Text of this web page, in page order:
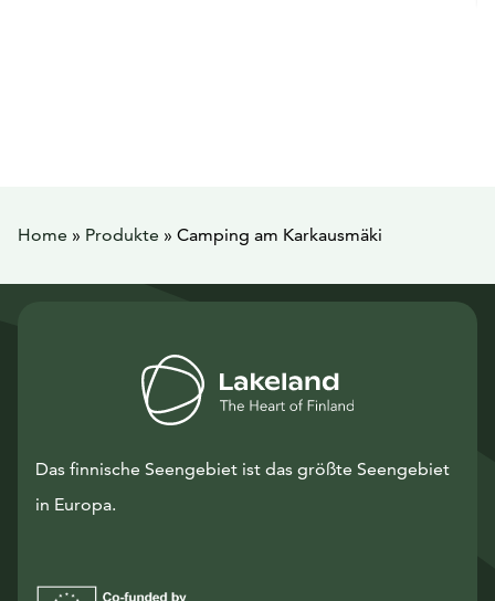
Home » Produkte » Camping am Karkausmäki
Das finnische Seengebiet ist das größte Seengebiet
in Europa.